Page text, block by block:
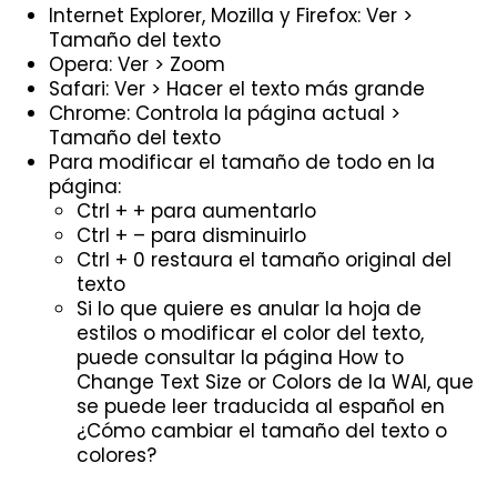
Internet Explorer, Mozilla y Firefox: Ver >
Tamaño del texto
Opera: Ver > Zoom
Safari: Ver > Hacer el texto más grande
Chrome: Controla la página actual >
Tamaño del texto
Para modificar el tamaño de todo en la
página:
Ctrl + + para aumentarlo
Ctrl + – para disminuirlo
Ctrl + 0 restaura el tamaño original del
texto
Si lo que quiere es anular la hoja de
estilos o modificar el color del texto,
puede consultar la página How to
Change Text Size or Colors de la WAI, que
se puede leer traducida al español en
¿Cómo cambiar el tamaño del texto o
colores?